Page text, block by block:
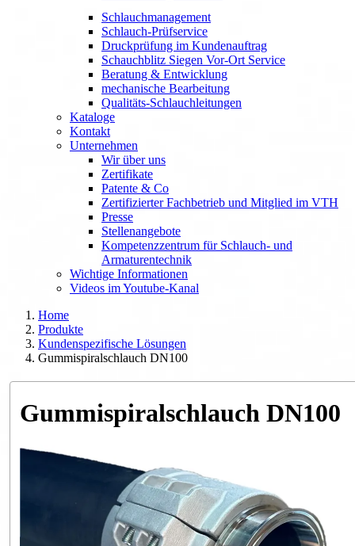
Schlauchmanagement
Schlauch-Prüfservice
Druckprüfung im Kundenauftrag
Schauchblitz Siegen Vor-Ort Service
Beratung & Entwicklung
mechanische Bearbeitung
Qualitäts-Schlauchleitungen
Kataloge
Kontakt
Unternehmen
Wir über uns
Zertifikate
Patente & Co
Zertifizierter Fachbetrieb und Mitglied im VTH
Presse
Stellenangebote
Kompetenzzentrum für Schlauch- und
Armaturentechnik
Wichtige Informationen
Videos im Youtube-Kanal
Home
Produkte
Kundenspezifische Lösungen
Gummispiralschlauch DN100
Gummispiralschlauch DN100